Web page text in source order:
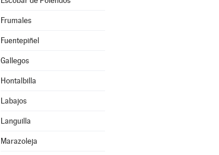
Frumales
Fuentepiñel
Gallegos
Hontalbilla
Labajos
Languilla
Marazoleja